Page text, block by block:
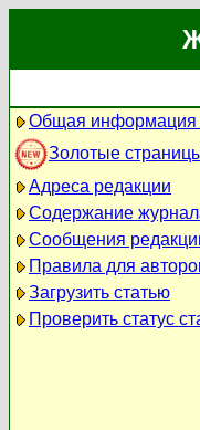
Общая информация
Золотые
Адреса редакции
Содержание
Сообщения
Правила для
Загрузить статью
Проверить статус